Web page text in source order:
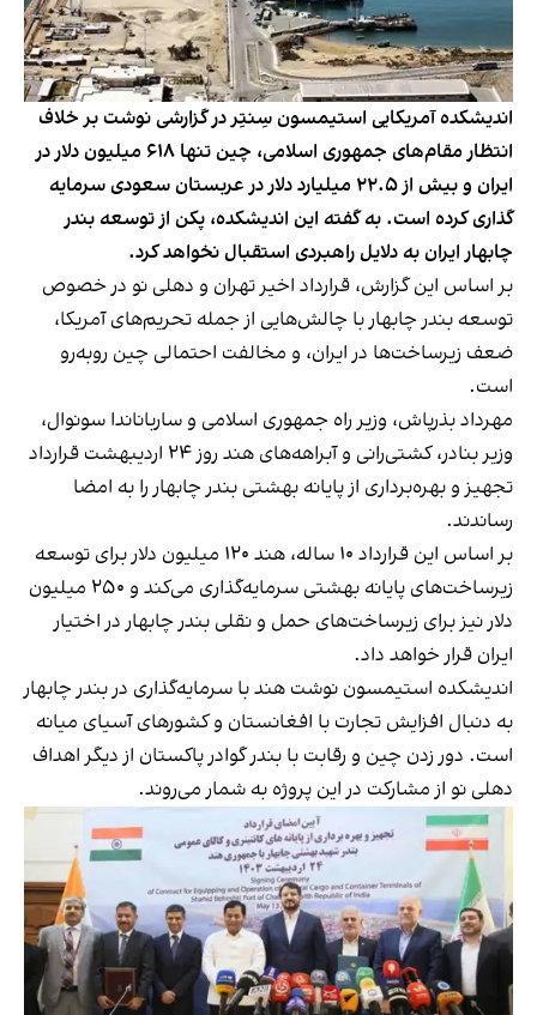
اندیشکده آمریکایی استیمسون سِنتِر در گزارشی نوشت بر خلاف
انتظار مقام‌های جمهوری اسلامی، چین تنها ۶۱۸ میلیون دلار در
ایران و بیش از ۲۲.۵ میلیارد دلار در عربستان سعودی سرمایه
گذاری کرده است. به گفته این اندیشکده، پکن از توسعه بندر
چابهار ایران به دلایل راهبردی استقبال نخواهد کرد.
بر اساس این گزارش، قرارداد اخیر تهران و دهلی‌ نو در خصوص
توسعه بندر چابهار با چالش‌هایی از جمله تحریم‌های آمریکا،
ضعف زیرساخت‌ها در ایران، و مخالفت احتمالی چین روبه‌رو
است.
مهرداد بذرپاش، وزیر راه جمهوری اسلامی و سارباناندا سونوال،
وزیر بنادر، کشتی‌رانی و آبراهه‌های هند روز ۲۴ اردیبهشت قرارداد
تجهیز و بهره‌برداری از پایانه بهشتی بندر چابهار را به امضا
رساندند.
بر اساس این قرارداد ۱۰ ساله، هند ۱۲۰ میلیون دلار برای توسعه
زیرساخت‌های پایانه بهشتی سرمایه‌گذاری می‌کند و ۲۵۰ میلیون
دلار نیز برای زیرساخت‌های حمل و نقلی بندر چابهار در اختیار
ایران قرار خواهد داد.
اندیشکده استیمسون نوشت هند با سرمایه‌گذاری در بندر چابهار
به دنبال افزایش تجارت با افغانستان و کشورهای آسیای میانه
است. دور زدن چین و رقابت با بندر گوادر پاکستان از دیگر اهداف
دهلی‌ نو از مشارکت در این پروژه به شمار می‌روند.